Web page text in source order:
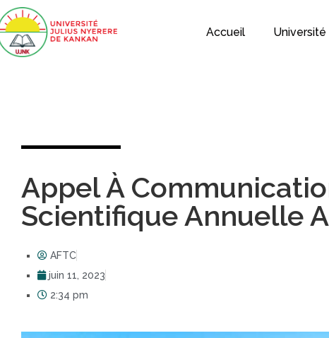
Accueil Université
Appel À
Scientifique Annuelle
AFTC
juin 11, 2023
2:34 pm